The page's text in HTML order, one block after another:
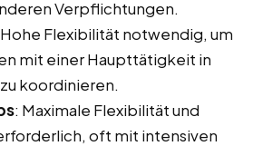
Verpflichtungen.
Flexibilität notwendig, um
mit einer Haupttätigkeit in
koordinieren.
: Maximale Flexibilität und
oft mit intensiven